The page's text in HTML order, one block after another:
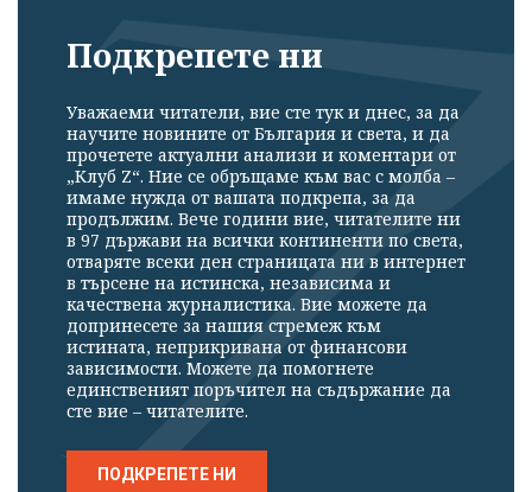
Подкрепете ни
Уважаеми читатели, вие сте тук и днес, за да
научите новините от България и света, и да
прочетете актуални анализи и коментари от
„Клуб Z“. Ние се обръщаме към вас с молба –
имаме нужда от вашата подкрепа, за да
продължим. Вече години вие, читателите ни
в 97 държави на всички континенти по света,
отваряте всеки ден страницата ни в интернет
в търсене на истинска, независима и
качествена журналистика. Вие можете да
допринесете за нашия стремеж към
истината, неприкривана от финансови
зависимости. Можете да помогнете
единственият поръчител на съдържание да
сте вие – читателите.
ПОДКРЕПЕТЕ НИ